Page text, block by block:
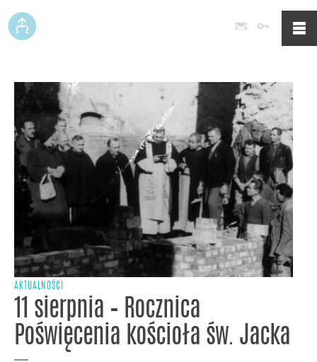
Poczta
AKTUALNOŚCI
11 sierpnia – Rocznica
Poświęcenia kościoła św. Jacka